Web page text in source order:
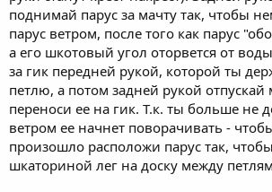
поднимай парус за мачту так, чтобы
парус ветром, после того как парус
а его шкотовый угол оторвется от
за гик передней рукой, которой ты
петлю, а потом задней рукой отпускай
переноси ее на гик. Т.к. ты больше не
ветром ее начнет поворачивать -
произошло расположи парус так,
шкаториной лег на доску между